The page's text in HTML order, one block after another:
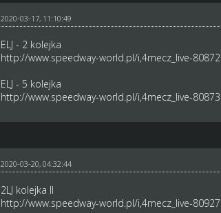
2020-03-17, 11:10:49
ELJ - 2 kolejka
http://www.speedway-world.pl/i,4mecz_live-80872
ELJ - 5 kolejka
http://www.speedway-world.pl/i,4mecz_live-80873
2020-03-20, 04:32:44
2LJ kolejka II
http://www.speedway-world.pl/i,4mecz_live-80927